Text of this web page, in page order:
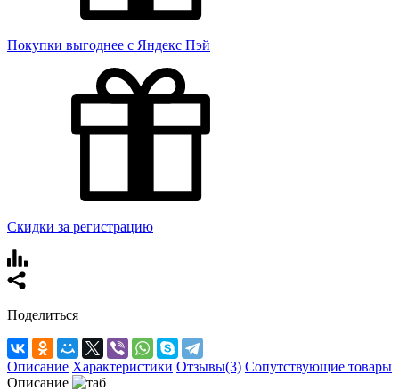
Покупки выгоднее с Яндекс Пэй
Скидки за регистрацию
Поделиться
Описание Характеристики Отзывы(3) Сопутствующие товары
Описание